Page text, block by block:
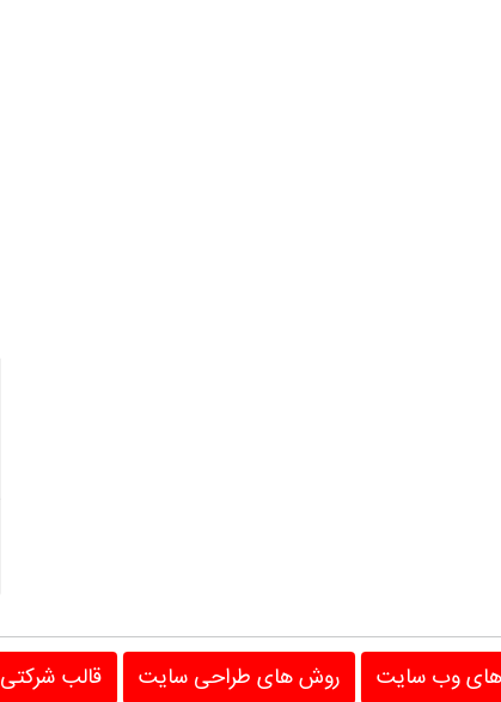
های وب سایت روش های طراحی سایت قالب شرکتی